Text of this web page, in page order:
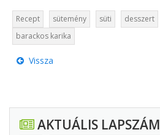
Recept sütemény süti desszert
barackos karika
Vissza
AKTUÁLIS LAPSZÁM